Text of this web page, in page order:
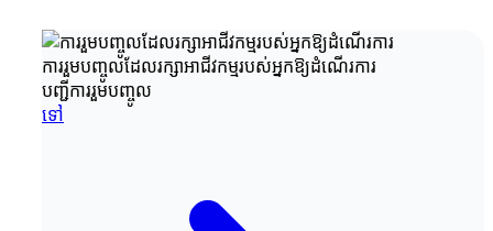
ការរួមបញ្ចូលដែលរក្សាអាជីវកម្មរបស់អ្នកឱ្យដំណើរការ
បញ្ជីការរួមបញ្ចូល
ទៅ